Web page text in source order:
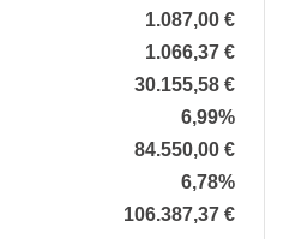
1.087,00 €
1.066,37 €
30.155,58 €
6,99%
84.550,00 €
6,78%
106.387,37 €